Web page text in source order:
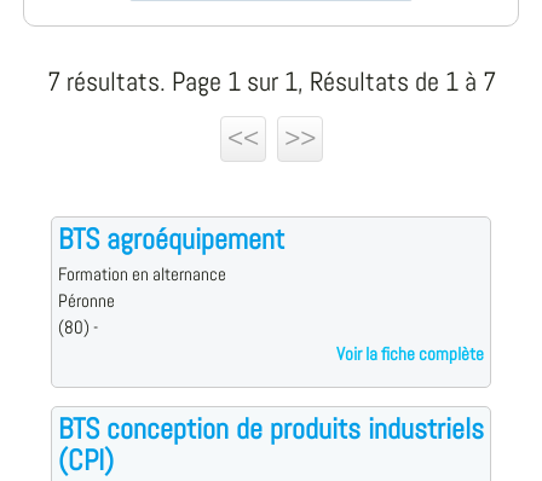
7 résultats. Page 1 sur 1, Résultats de 1 à 7
<<
>>
BTS agroéquipement
Formation en alternance
Péronne
(80) -
Voir la fiche complète
BTS conception de produits industriels
(CPI)